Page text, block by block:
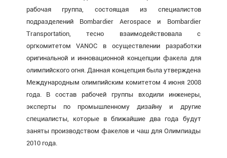
рабочая группа, состоящая из специалистов
подразделений Bombardier Aerospace и Bombardier
Transportation, тесно взаимодействовала с
оргкомитетом VANOC в осуществлении разработки
оригинальной и инновационной концепции факела для
олимпийского огня. Данная концепция была утверждена
Международным олимпийским комитетом 4 июня 2008
года. В состав рабочей группы входили инженеры,
эксперты по промышленному дизайну и другие
специалисты, которые в ближайшие два года будут
заняты производством факелов и чаш для Олимпиады
2010 года.